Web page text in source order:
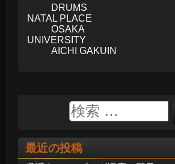
DRUMS
NATAL PLACE
OSAKA
UNIVERSITY
AICHI GAKUIN
最近の投稿